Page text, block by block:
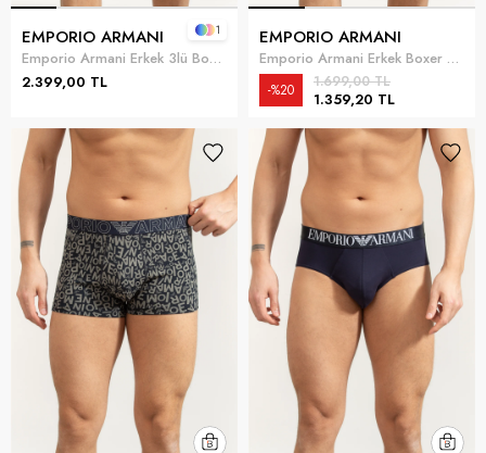
EMPORIO ARMANI
Emporio Armani Erkek 3lü Boxer Siyah
2.399,00 TL
1 EMPORIO ARMANI
Emporio Armani Erkek Boxer Siyah
1.359,20 TL
1.699,00 TL
%20